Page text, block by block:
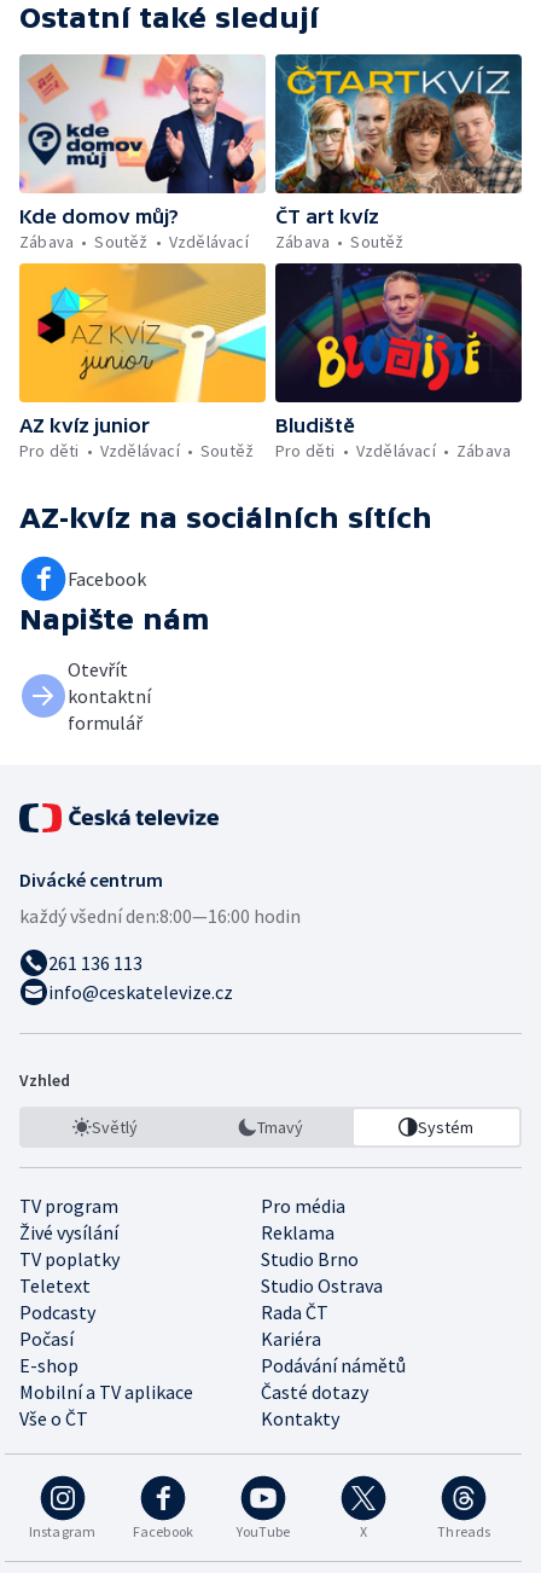
Ostatní také sledují
Kde domov můj?
Zábava
Soutěž Vzdělávací
ČT art kvíz
Zábava
Soutěž
AZ kvíz junior
Pro děti
Vzdělávací Soutěž
Bludiště
Pro děti
Vzdělávací Zábava
AZ-kvíz na sociálních sítích
Facebook
Napište nám
Otevřít
kontaktní
formulář
Divácké centrum
každý všední den:8:00—16:00 hodin
261 136 113
info@ceskatelevize.cz
Vzhled
Světlý Tmavý Systém
TV program
Pro média
Živé vysílání
Reklama
TV poplatky
Studio Brno
Teletext
Studio Ostrava
Podcasty
Rada ČT
Počasí
Kariéra
E-shop
Podávání námětů
Mobilní a TV aplikace
Časté dotazy
Vše o ČT
Kontakty
Instagram Facebook YouTube X Threads